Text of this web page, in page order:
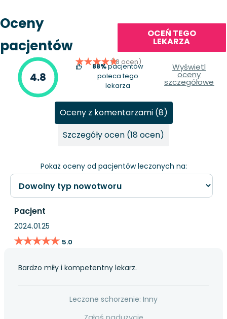
Oceny
pacjentów
OCEŃ TEGO
LEKARZA
4.8
(18 ocen)
88%pacjentów
poleca tego
lekarza
Wyświetl
oceny
szczegółowe
Pokaż oceny od pacjentów leczonych na:
Oceny z komentarzami (8)
Szczegóły ocen (18 ocen)
Pacjent
2024.01.25
★★★★★
★★★★★ 5.0
Bardzo miły i kompetentny lekarz.
Leczone schorzenie: Inny